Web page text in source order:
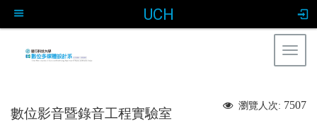
UCH
瀏覽人次: 7507
數位影音暨錄音工程實驗室